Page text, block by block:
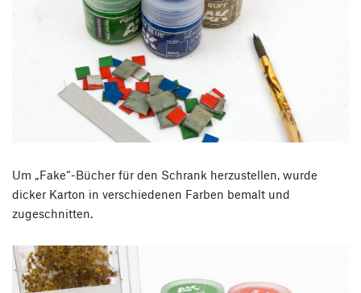
Um „Fake“-Bücher für den Schrank herzustellen, wurde
dicker Karton in verschiedenen Farben bemalt und
zugeschnitten.